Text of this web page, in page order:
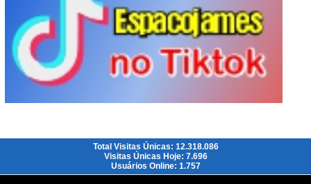
Total Visitas Únicas: 12.318.086
Visitas Únicas Hoje: 7.696
Usuários Online: 1.757